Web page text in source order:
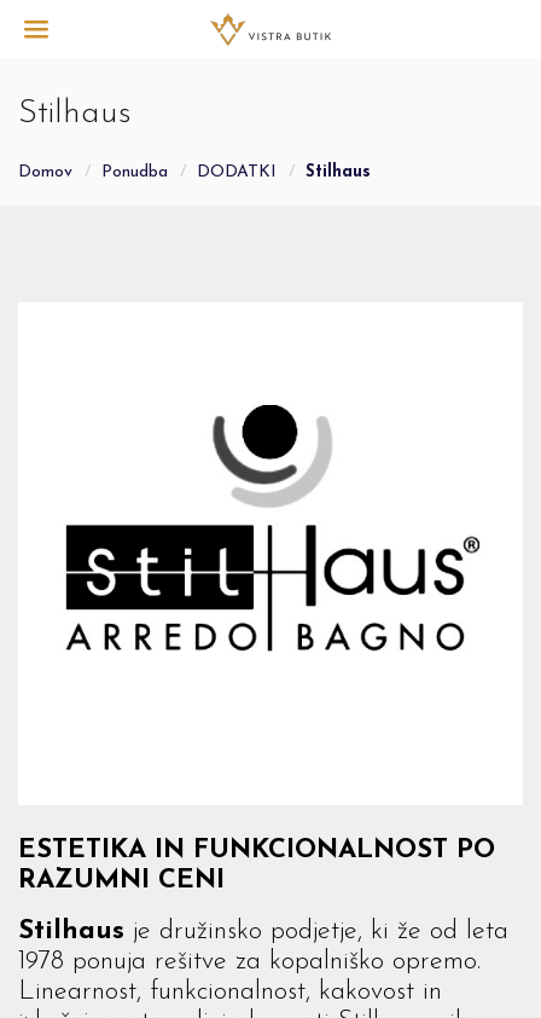
Stilhaus
Domov Ponudba DODATKI Stilhaus
ESTETIKA IN FUNKCIONALNOST PO
RAZUMNI CENI
Stilhaus je družinsko podjetje, ki že od leta
1978 ponuja rešitve za kopalniško opremo.
Linearnost, funkcionalnost, kakovost in